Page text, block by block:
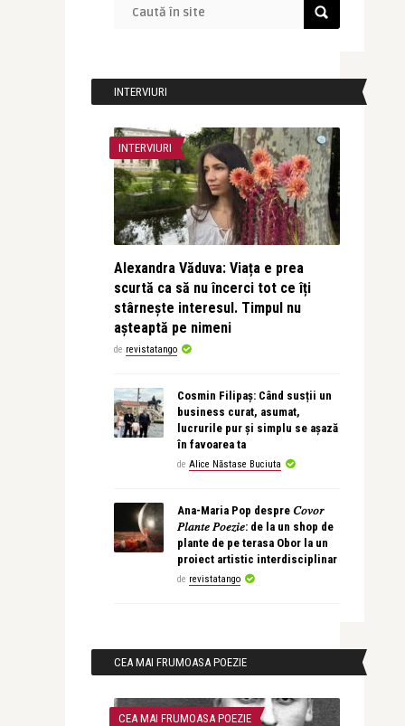
INTERVIURI
INTERVIURI
Alexandra Văduva: Viața e prea
scurtă ca să nu încerci tot ce îți
stârnește interesul. Timpul nu
așteaptă pe nimeni
de revistatango
Cosmin Filipaș: Când susții un
business curat, asumat,
lucrurile pur și simplu se așază
în favoarea ta
de Alice Năstase Buciuta
Ana-Maria Pop despre 𝐶𝑜𝑣𝑜𝑟
𝑃𝑙𝑎𝑛𝑡𝑒 𝑃𝑜𝑒𝑧𝑖𝑒: de la un shop de
plante de pe terasa Obor la un
proiect artistic interdisciplinar
de revistatango
CEA MAI FRUMOASA POEZIE
CEA MAI FRUMOASA POEZIE